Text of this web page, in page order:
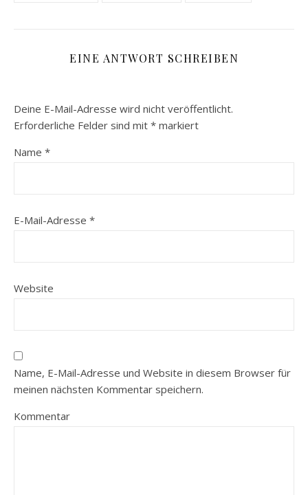
EINE ANTWORT SCHREIBEN
Deine E-Mail-Adresse wird nicht veröffentlicht.
Erforderliche Felder sind mit * markiert
Name *
E-Mail-Adresse *
Website
Name, E-Mail-Adresse und Website in diesem Browser für
meinen nächsten Kommentar speichern.
Kommentar